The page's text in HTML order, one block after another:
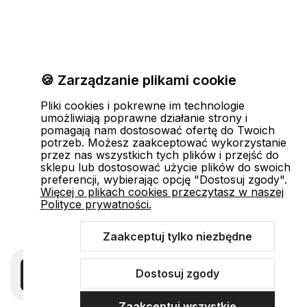
🍪 Zarządzanie plikami cookie
Pliki cookies i pokrewne im technologie
umożliwiają poprawne działanie strony i
pomagają nam dostosować ofertę do Twoich
potrzeb. Możesz zaakceptować wykorzystanie
przez nas wszystkich tych plików i przejść do
sklepu lub dostosować użycie plików do swoich
preferencji, wybierając opcję "Dostosuj zgody".
Więcej o plikach cookies przeczytasz w naszej
Polityce prywatności.
Zaakceptuj tylko niezbędne
Dostosuj zgody